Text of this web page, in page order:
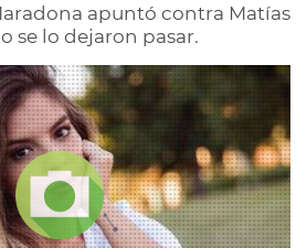
apuntó contra Matías
se lo dejaron pasar.